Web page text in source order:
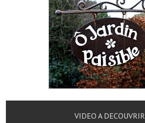
Démarches administratives
Urbanisme
Biens à louer
Terrains et maisons à vendre
Etablissements scolaires
VIDEO A DECOUVRIR